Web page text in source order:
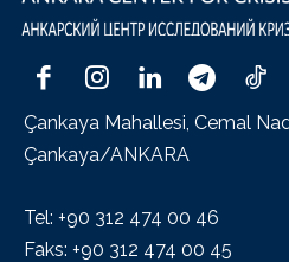
Çankaya Mahallesi, Cemal
Çankaya/ANKARA
Tel: +90 312 474 00 46
Faks: +90 312 474 00 45